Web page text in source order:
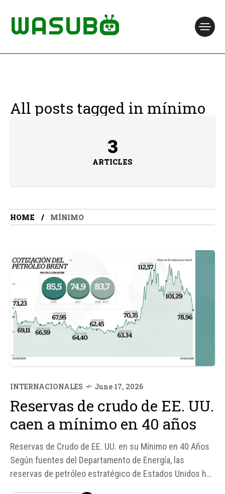
All posts tagged in mínimo
3
ARTICLES
HOME MÍNIMO
INTERNACIONALES June 17, 2026
Reservas de crudo de EE. UU.
caen a mínimo en 40 años
Reservas de Crudo de EE. UU. en su Mínimo en 40 Años
Según fuentes del Departamento de Energía, las
reservas de petróleo estratégico de Estados Unidos han